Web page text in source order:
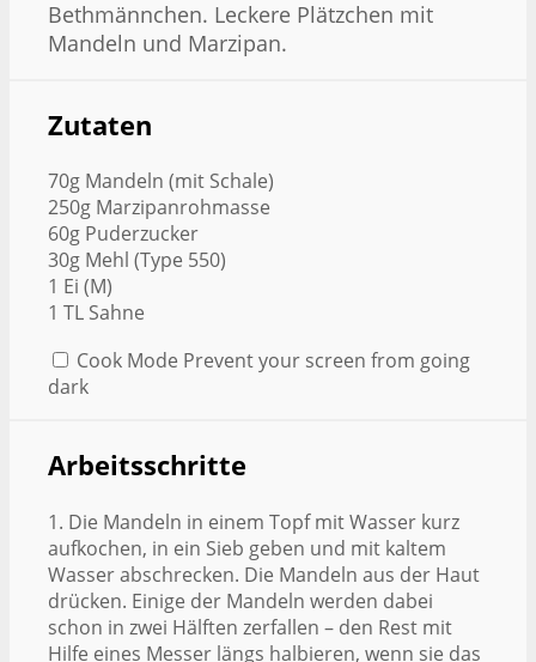
Bethmännchen. Leckere Plätzchen mit
Mandeln und Marzipan.
Zutaten
70g Mandeln (mit Schale)
250g Marzipanrohmasse
60g Puderzucker
30g Mehl (Type 550)
1 Ei (M)
1 TL Sahne
Cook Mode Prevent your screen from going
dark
Arbeitsschritte
1. Die Mandeln in einem Topf mit Wasser kurz
aufkochen, in ein Sieb geben und mit kaltem
Wasser abschrecken. Die Mandeln aus der Haut
drücken. Einige der Mandeln werden dabei
schon in zwei Hälften zerfallen – den Rest mit
Hilfe eines Messer längs halbieren, wenn sie das